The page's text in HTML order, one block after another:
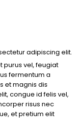
adipiscing elit.
purus vel, feugiat
fermentum a
et magnis dis
congue id felis vel,
risus nec
et pretium elit